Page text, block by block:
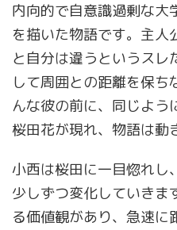
内向的で自意識過剰な大
を描いた物語です。主人
と自分は違うというスレ
して周囲との距離を保ち
んな彼の前に、同じよう
桜田花が現れ、物語は動
小西は桜田に一目惚れし
少しずつ変化していきま
る価値観があり、急速に